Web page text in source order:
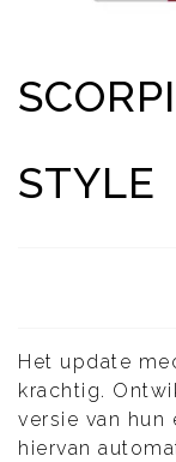
STYLE
Het update
krachtig.
versie van hun
hiervan